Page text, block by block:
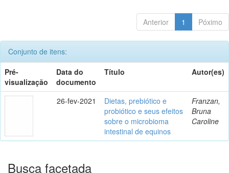
Anterior 1 Póximo
Conjunto de itens:
Pré-
visualização
Data do
documento
Título Autor(es)
26-fev-2021
Dietas, prebiótico e
probiótico e seus efeitos
sobre o microbioma
intestinal de equinos
Franzan,
Bruna
Caroline
Busca facetada